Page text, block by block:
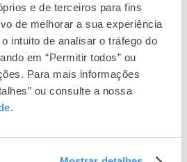
e de terceiros para fins
de melhorar a sua experiência
intuito de analisar o tráfego do
em “Permitir todos” ou
Para mais informações
ou consulte a nossa
.
São João de